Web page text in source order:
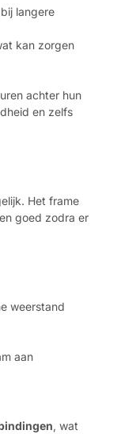
bij langere
kan zorgen
achter hun
en zelfs
Het frame
goed zodra er
weerstand
aan
, wat